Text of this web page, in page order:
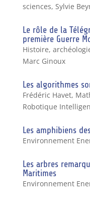
sciences, Sylvie
Le rôle de la
première Guerre
Histoire,
Marc Ginoux
Les algorithmes
Frédéric Havet,
Robotique
Les amphibiens
Environnement
Les arbres
Maritimes
Environnement